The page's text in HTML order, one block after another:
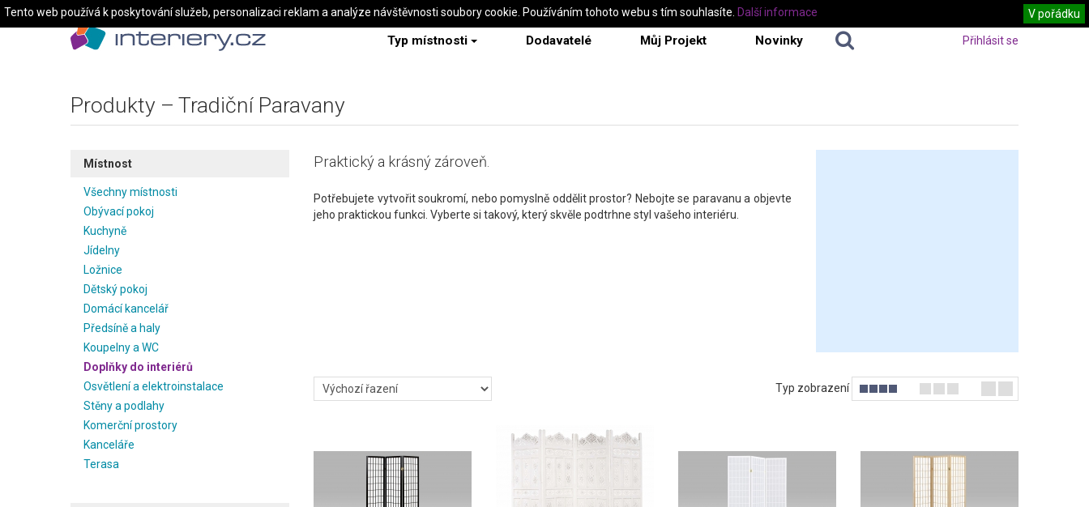
Typ místnosti Dodavatelé Můj Projekt Novinky Přihlásit se
Produkty – Tradiční Paravany
Místnost
Všechny místnosti
Obývací pokoj
Kuchyně
Jídelny
Ložnice
Dětský pokoj
Domácí kancelář
Předsíně a haly
Koupelny a WC
Doplňky do interiérů
Osvětlení a elektroinstalace
Stěny a podlahy
Komerční prostory
Kanceláře
Terasa
Praktický a krásný zároveň.
Potřebujete vytvořit soukromí, nebo pomyslně oddělit prostor? Nebojte se paravanu a objevte
jeho praktickou funkci. Vyberte si takový, který skvěle podtrhne styl vašeho interiéru.
Typ zobrazení
Tento web používá k poskytování služeb, personalizaci reklam a analýze návštěvnosti soubory cookie. Používáním tohoto webu s tím souhlasíte. V pořádku
Další informace